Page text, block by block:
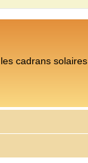
cadrans solaires